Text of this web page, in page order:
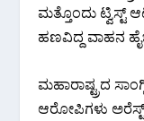
ಮತ್ತೊಂದು
ಹಣವಿದ್ದ ವಾಹನ
ಮಹಾರಾಷ್ಟ್ರದ
ಆರೋಪಿಗಳು ಅರೆಸ್ಟ್